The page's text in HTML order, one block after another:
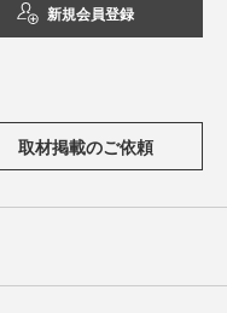
新規会員登録
取材掲載のご依頼